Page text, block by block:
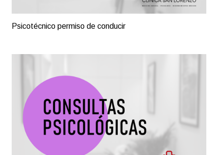
Psicotécnico permiso de conducir